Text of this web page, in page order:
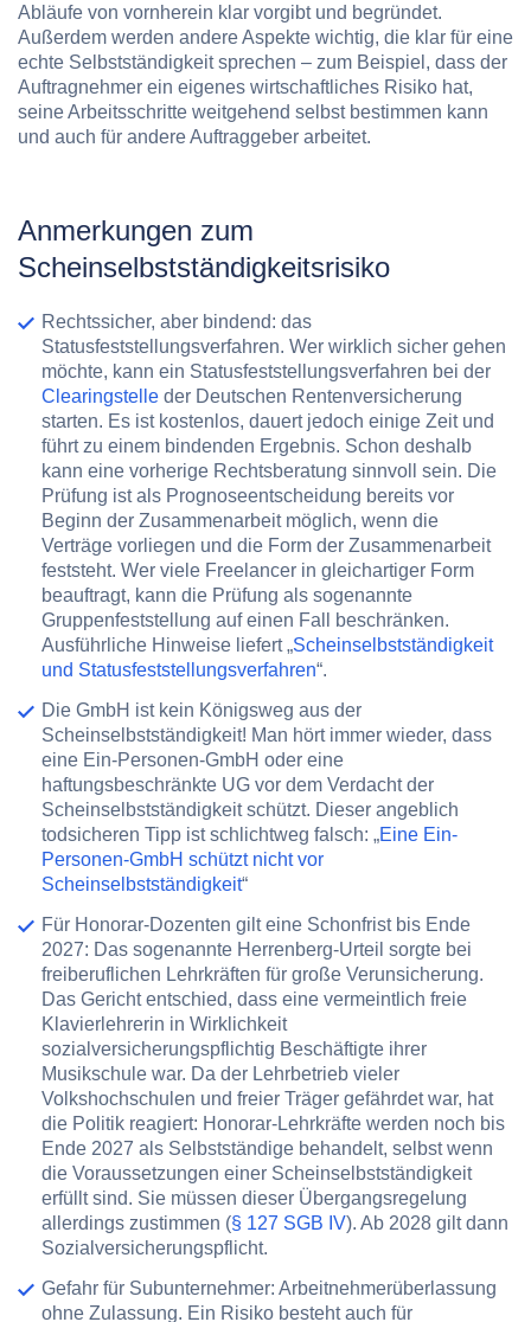
Abläufe von vornherein klar vorgibt und begründet.
Außerdem werden andere Aspekte wichtig, die klar für eine
echte Selbstständigkeit sprechen – zum Beispiel, dass der
Auftragnehmer ein eigenes wirtschaftliches Risiko hat,
seine Arbeitsschritte weitgehend selbst bestimmen kann
und auch für andere Auftraggeber arbeitet.
Anmerkungen zum
Scheinselbstständigkeitsrisiko
Rechtssicher, aber bindend: das
Statusfeststellungsverfahren. Wer wirklich sicher gehen
möchte, kann ein Statusfeststellungsverfahren bei der
Clearingstelle der Deutschen Rentenversicherung
starten. Es ist kostenlos, dauert jedoch einige Zeit und
führt zu einem bindenden Ergebnis. Schon deshalb
kann eine vorherige Rechtsberatung sinnvoll sein. Die
Prüfung ist als Prognoseentscheidung bereits vor
Beginn der Zusammenarbeit möglich, wenn die
Verträge vorliegen und die Form der Zusammenarbeit
feststeht. Wer viele Freelancer in gleichartiger Form
beauftragt, kann die Prüfung als sogenannte
Gruppenfeststellung auf einen Fall beschränken.
Ausführliche Hinweise liefert „Scheinselbstständigkeit
und Statusfeststellungsverfahren“.
Die GmbH ist kein Königsweg aus der
Scheinselbstständigkeit! Man hört immer wieder, dass
eine Ein-Personen-GmbH oder eine
haftungsbeschränkte UG vor dem Verdacht der
Scheinselbstständigkeit schützt. Dieser angeblich
todsicheren Tipp ist schlichtweg falsch: „Eine Ein-
Personen-GmbH schützt nicht vor
Scheinselbstständigkeit“
Für Honorar-Dozenten gilt eine Schonfrist bis Ende
2027: Das sogenannte Herrenberg-Urteil sorgte bei
freiberuflichen Lehrkräften für große Verunsicherung.
Das Gericht entschied, dass eine vermeintlich freie
Klavierlehrerin in Wirklichkeit
sozialversicherungspflichtig Beschäftigte ihrer
Musikschule war. Da der Lehrbetrieb vieler
Volkshochschulen und freier Träger gefährdet war, hat
die Politik reagiert: Honorar-Lehrkräfte werden noch bis
Ende 2027 als Selbstständige behandelt, selbst wenn
die Voraussetzungen einer Scheinselbstständigkeit
erfüllt sind. Sie müssen dieser Übergangsregelung
allerdings zustimmen (§ 127 SGB IV). Ab 2028 gilt dann
Sozialversicherungspflicht.
Gefahr für Subunternehmer: Arbeitnehmerüberlassung
ohne Zulassung. Ein Risiko besteht auch für